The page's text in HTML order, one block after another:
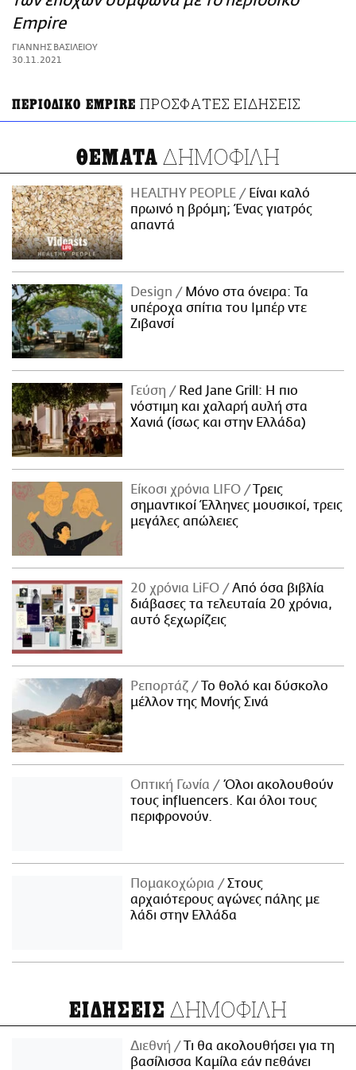
ΑΜΠΑ
PRINT
Empire
ΓΙΑΝΝΗΣ ΒΑΣΙΛΕΙΟΥ
30.11.2021
ΠΕΡΙΟΔΙΚΟ EMPIRE ΠΡΟΣΦΑΤΕΣ ΕΙΔΗΣΕΙΣ
ΘΕΜΑΤΑ ΔΗΜΟΦΙΛΗ
HEALTHY PEOPLE
Είναι καλό
πρωινό η βρόμη; Ένας γιατρός
απαντά
Design
Μόνο στα όνειρα: Τα
υπέροχα σπίτια του Ιμπέρ ντε
Ζιβανσί
Γεύση
Red Jane Grill: Η πιο
νόστιμη και χαλαρή αυλή στα
Χανιά (ίσως και στην Ελλάδα)
Είκοσι χρόνια LIFO
Tρεις
σημαντικοί Έλληνες μουσικοί, τρεις
μεγάλες απώλειες
20 χρόνια LiFO
Από όσα βιβλία
διάβασες τα τελευταία 20 χρόνια,
αυτό ξεχωρίζεις
Ρεπορτάζ
Το θολό και δύσκολο
μέλλον της Μονής Σινά
Οπτική Γωνία
Όλοι ακολουθούν
τους influencers. Και όλοι τους
περιφρονούν.
Πομακοχώρια
Στους
αρχαιότερους αγώνες πάλης με
λάδι στην Ελλάδα
ΕΙΔΗΣΕΙΣ ΔΗΜΟΦΙΛΗ
Διεθνή
Τι θα ακολουθήσει για τη
βασίλισσα Καμίλα εάν πεθάνει